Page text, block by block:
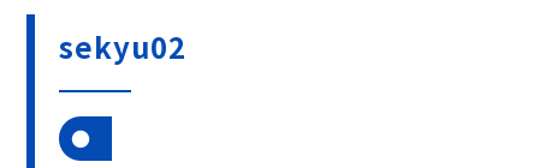
sekyu02